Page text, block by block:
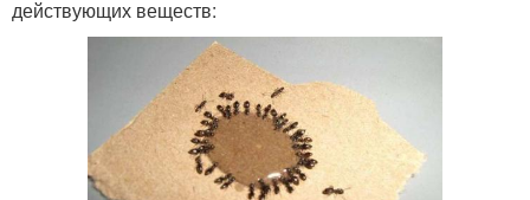
действующих веществ: